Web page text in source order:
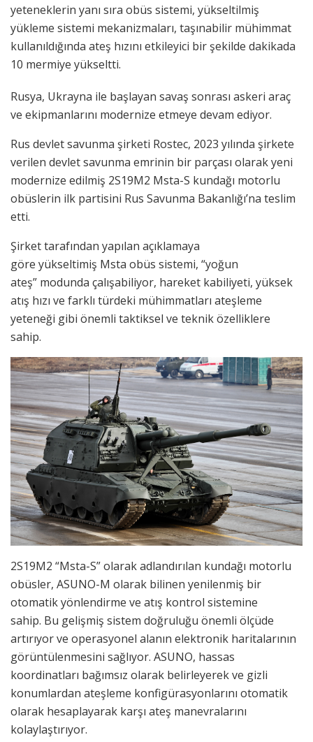
yeteneklerin yanı sıra obüs sistemi, yükseltilmiş
yükleme sistemi mekanizmaları, taşınabilir mühimmat
kullanıldığında ateş hızını etkileyici bir şekilde dakikada
10 mermiye yükseltti.
Rusya, Ukrayna ile başlayan savaş sonrası askeri araç
ve ekipmanlarını modernize etmeye devam ediyor.
Rus devlet savunma şirketi Rostec, 2023 yılında şirkete
verilen devlet savunma emrinin bir parçası olarak yeni
modernize edilmiş 2S19M2 Msta-S kundağı motorlu
obüslerin ilk partisini Rus Savunma Bakanlığı’na teslim
etti.
Şirket tarafından yapılan açıklamaya
göre yükseltimiş Msta obüs sistemi, “yoğun
ateş” modunda çalışabiliyor, hareket kabiliyeti, yüksek
atış hızı ve farklı türdeki mühimmatları ateşleme
yeteneği gibi önemli taktiksel ve teknik özelliklere
sahip.
2S19M2 “Msta-S” olarak adlandırılan kundağı motorlu
obüsler, ASUNO-M olarak bilinen yenilenmiş bir
otomatik yönlendirme ve atış kontrol sistemine
sahip. Bu gelişmiş sistem doğruluğu önemli ölçüde
artırıyor ve operasyonel alanın elektronik haritalarının
görüntülenmesini sağlıyor. ASUNO, hassas
koordinatları bağımsız olarak belirleyerek ve gizli
konumlardan ateşleme konfigürasyonlarını otomatik
olarak hesaplayarak karşı ateş manevralarını
kolaylaştırıyor.